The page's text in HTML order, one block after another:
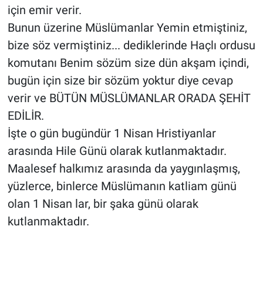
için emir verir.
Bunun üzerine Müslümanlar Yemin etmiştiniz,
bize söz vermiştiniz... dediklerinde Haçlı ordusu
komutanı Benim sözüm size dün akşam içindi,
bugün için size bir sözüm yoktur diye cevap
verir ve BÜTÜN MÜSLÜMANLAR ORADA ŞEHİT
EDİLİR.
İşte o gün bugündür 1 Nisan Hristiyanlar
arasında Hile Günü olarak kutlanmaktadır.
Maalesef halkımız arasında da yaygınlaşmış,
yüzlerce, binlerce Müslümanın katliam günü
olan 1 Nisan lar, bir şaka günü olarak
kutlanmaktadır.
Kayseri
Niğde
Aksaray
Kırşehir
Yerel
Genel
Asayiş
Kültür - Sanat